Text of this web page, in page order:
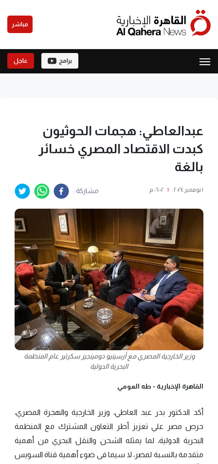
مباشر
برامج عاجل
عبدالعاطي: هجمات الحوثيون
كبدت الاقتصاد المصري خسائر
بالغة
١ نوفمبر ٢٠٢٤ | ٠٦:٠٢ م مشاركة :
وزير الخارجية المصري مع أرسينيو دومينجيز سكرتير عام المنظمة
البحرية الدولية
القاهرة الإخبارية - طه العومي
أكد الدكتور بدر عبد العاطي، وزير الخارجية والهجرة المصري،
حرص مصر علي تعزيز أطر التعاون المشترك مع المنظمة
البحرية الدولية، لما يمثله الشحن والنقل البحري من أهمية
متقدمة بالنسبة لمصر، لا سيما فى ضوء أهمية قناة السويس